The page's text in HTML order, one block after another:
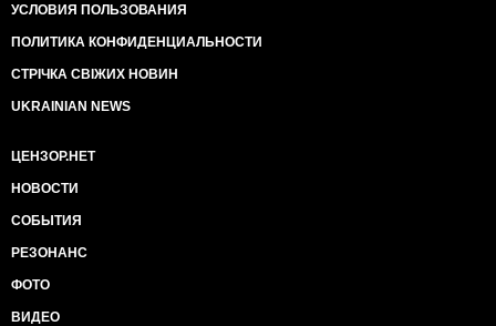
УСЛОВИЯ ПОЛЬЗОВАНИЯ
ПОЛИТИКА КОНФИДЕНЦИАЛЬНОСТИ
СТРІЧКА СВІЖИХ НОВИН
UKRAINIAN NEWS
ЦЕНЗОР.НЕТ
НОВОСТИ
СОБЫТИЯ
РЕЗОНАНС
ФОТО
ВИДЕО